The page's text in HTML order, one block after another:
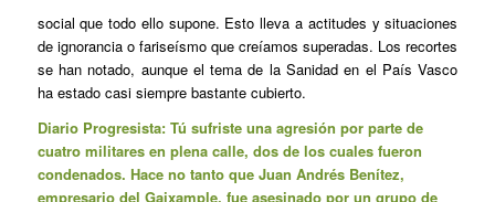
social que todo ello supone. Esto lleva a actitudes y situaciones
de ignorancia o fariseísmo que creíamos superadas. Los recortes
se han notado, aunque el tema de la Sanidad en el País Vasco
ha estado casi siempre bastante cubierto.
Diario Progresista: Tú sufriste una agresión por parte de
cuatro militares en plena calle, dos de los cuales fueron
condenados. Hace no tanto que Juan Andrés Benítez,
empresario del Gaixample, fue asesinado por un grupo de